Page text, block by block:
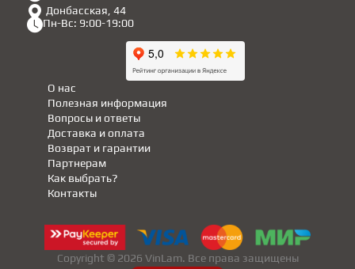
Донбасская, 44
Пн-Вс: 9:00-19:00
Полезная информация
Партнерам
Вопросы и ответы
Доставка и оплата
Возврат и гарантии
Как выбрать?
О нас
Контакты
Copyright © 2026 VinLam. Все права защищены